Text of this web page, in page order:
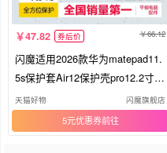
47.82 券后价 66.12
闪魔适用2026款华为matepad11.
5s保护套Air12保护壳pro12.2寸mi
ni平板荣耀9防摔X8磁吸3旋转V
带笔槽SE柔光版4
天猫好物 闪魔旗舰店
5元优惠券